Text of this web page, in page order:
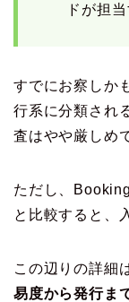
ドが担
すでにお察しか
行系に分類され
査はやや厳しめ
ただし、
と比較すると、
この辺りの詳細
易度から発行ま